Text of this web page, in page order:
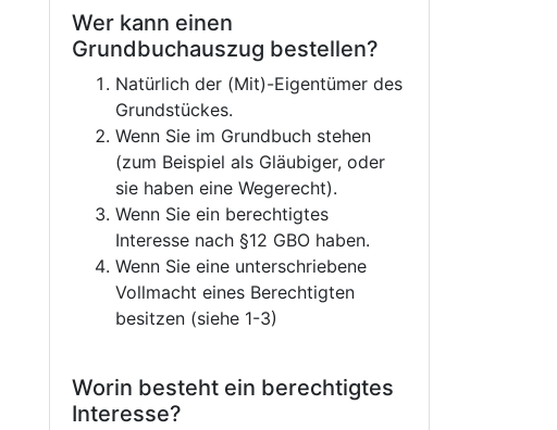
Wer kann einen
Grundbuchauszug bestellen?
Natürlich der (Mit)-Eigentümer des
Grundstückes.
Wenn Sie im Grundbuch stehen
(zum Beispiel als Gläubiger, oder
sie haben eine Wegerecht).
Wenn Sie ein berechtigtes
Interesse nach §12 GBO haben.
Wenn Sie eine unterschriebene
Vollmacht eines Berechtigten
besitzen (siehe 1-3)
Worin besteht ein berechtigtes
Interesse?